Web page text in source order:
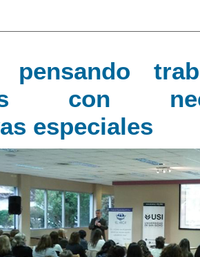
pensando
con
especiales